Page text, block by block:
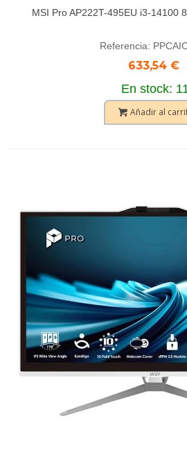
MSI Pro AP222T-495EU i3-14100
Referencia:
633,54 €
En stock:
Añadir al